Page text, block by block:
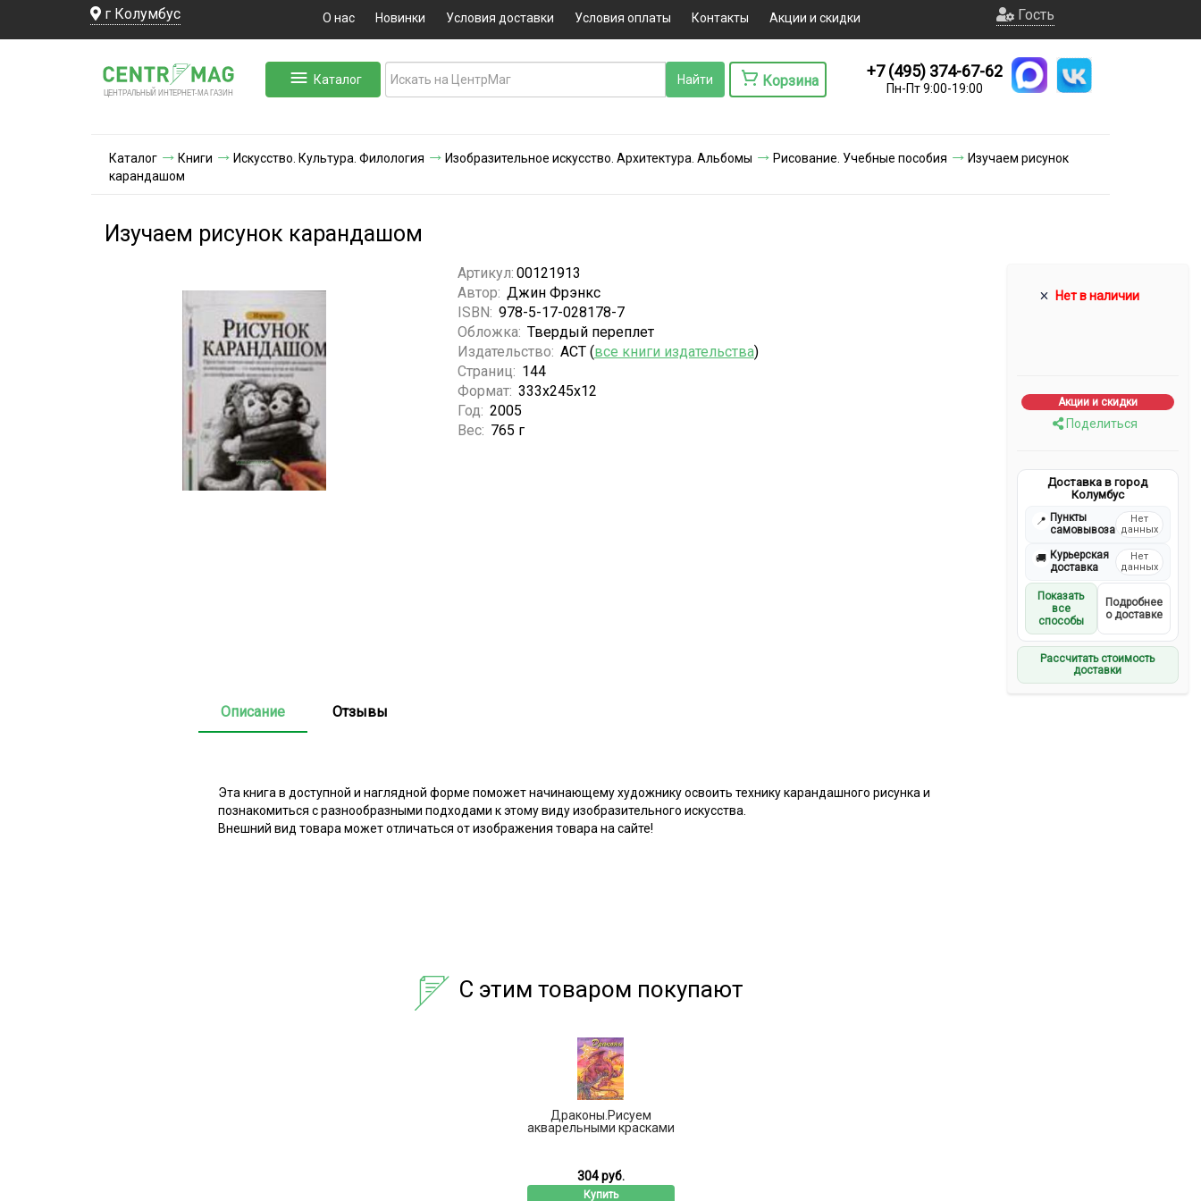
г Колумбус О нас Новинки Условия доставки Условия оплаты Контакты Акции и скидки Гость
ЦЕНТРАЛЬНЫЙ ИНТЕРНЕТ-МА ГАЗИН
Каталог Корзина
+7 (495) 374-67-62
Пн-Пт 9:00-19:00
Каталог Книги Искусство. Культура. Филология Изобразительное искусство. Архитектура. Альбомы Рисование. Учебные пособия
Изучаем рисунок
карандашом
Изучаем рисунок карандашом
Нет в наличии
Акции и скидки
Поделиться
Доставка в город
Колумбус
📍 Пункты
самовывоза
Нет
данных
🚚 Курьерская
доставка
Нет
данных
Показать
все
способы
Подробнее
о доставке
Рассчитать стоимость
доставки
Артикул: 00121913
Автор: Джин Фрэнкс
ISBN: 978-5-17-028178-7
Обложка: Твердый переплет
Издательство: АСТ (все книги издательства)
Страниц: 144
Формат: 333x245x12
Год: 2005
Вес: 765 г
Описание Отзывы
Эта книга в доступной и наглядной форме поможет начинающему художнику освоить технику карандашного рисунка и
познакомиться с разнообразными подходами к этому виду изобразительного искусства.
Внешний вид товара может отличаться от изображения товара на сайте!
С этим товаром покупают
Драконы.Рисуем
акварельными красками
304 руб.
Купить